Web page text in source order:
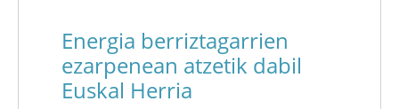
Energia berriztagarrien
ezarpenean atzetik dabil
Euskal Herria